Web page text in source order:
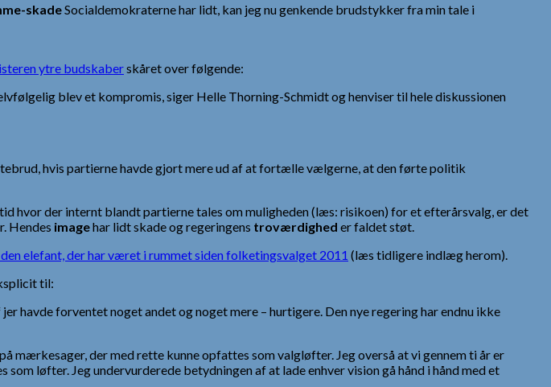
skadeSocialdemokraterne har lidt, kan jeg nu genkende brudstykker fra min tale i
ytre budskaberskåret over følgende:
blev et kompromis, siger Helle Thorning-Schmidt og henviser til hele diskussionen
hvis partierne havde gjort mere ud af at fortælle vælgerne, at den førte politik
hvor der internt blandt partierne tales om muligheden (læs: risikoen) for et efterårsvalg, er det
Hendes imagehar lidt skade og regeringens troværdighed er faldet støt.
elefant, der har været i rummet siden folketingsvalget 2011 (læs tidligere indlæg herom).
til:
havde forventet noget andet og noget mere – hurtigere. Den nye regering har endnu ikke
der med rette kunne opfattes som valgløfter. Jeg overså at vi gennem ti år er
løfter. Jeg undervurderede betydningen af at lade enhver vision gå hånd i hånd med et